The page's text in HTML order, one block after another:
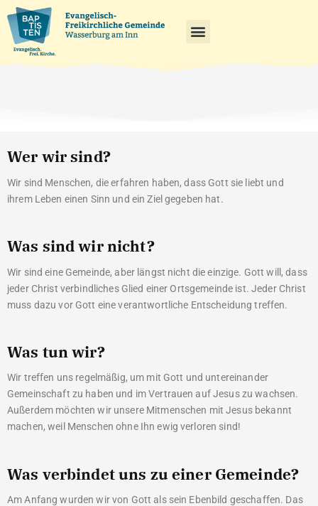
Wer wir sind?
Wir sind Menschen, die erfahren haben, dass Gott sie liebt und
ihrem Leben einen Sinn und ein Ziel gegeben hat.
Was sind wir nicht?
Wir sind eine Gemeinde, aber längst nicht die einzige. Gott will, dass
jeder Christ verbindliches Glied einer Ortsgemeinde ist. Jeder Christ
muss dazu vor Gott eine verantwortliche Entscheidung treffen.
Was tun wir?
Wir treffen uns regelmäßig, um mit Gott und untereinander
Gemeinschaft zu haben und im Vertrauen auf Jesus zu wachsen.
Außerdem möchten wir unsere Mitmenschen mit Jesus bekannt
machen, weil Menschen ohne Ihn ewig verloren sind!
Was verbindet uns zu einer Gemeinde?
Am Anfang wurden wir von Gott als sein Ebenbild geschaffen. Das